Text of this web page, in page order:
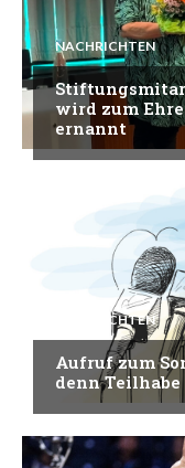
NACHRICHTEN
wird zum
ernannt
NACHRICHTEN
Aufruf zum
denn